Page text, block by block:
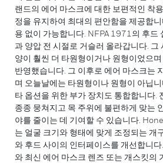
랜드의 에어 마스크에 대한 보편적인 착
정을 유지하여 최대의 편안함을 제공합
용 없이 가능합니다. NFPA 1971의 후드
과 양압 전 시절로 거슬러 올라갑니다. 그
양이 훨씬 더 타원형이거나 원형이었으
반영했습니다. 그 이후로 에어 마스크는
며 오늘날에는 타원형이나 원형이 아닙
타 옵션을 위한 부가 장치도 통합합니다.
종종 뭉쳐지고 목 주위에 불편하게 맞는
야를 줄이는 데 기여할 수 있습니다.
는 얼굴 크기와 형태에 맞게 조정되는 개
와 후드 사이의 인터페이스를 개선합니
와 최신 에어 마스크 렌즈 또는 개스킷의